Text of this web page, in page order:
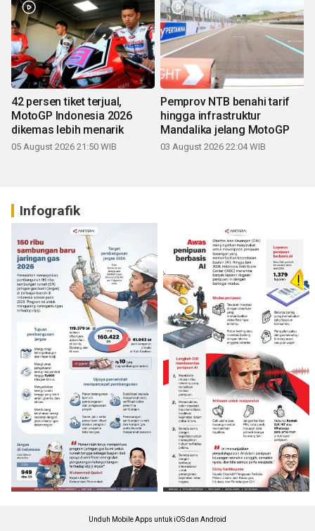
42 persen tiket terjual,
MotoGP Indonesia 2026
dikemas lebih menarik
05 August 2026 21:50 WIB
Pemprov NTB benahi tarif
hingga infrastruktur
Mandalika jelang MotoGP
03 August 2026 22:04 WIB
Infografik
Unduh Mobile Apps untuk iOS dan Android